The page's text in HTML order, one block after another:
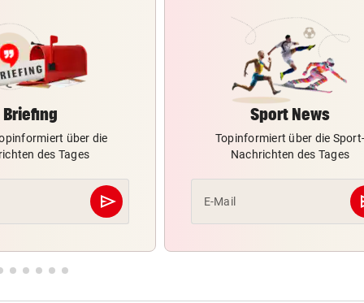
Briefing
über die
des Tages
send
Abschicken
Sport News
Topinformiert über die Sport-
Nachrichten des Tages
E-Mail